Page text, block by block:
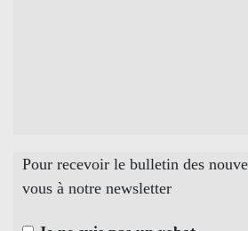
Pour recevoir le bulletin des
vous à notre newsletter